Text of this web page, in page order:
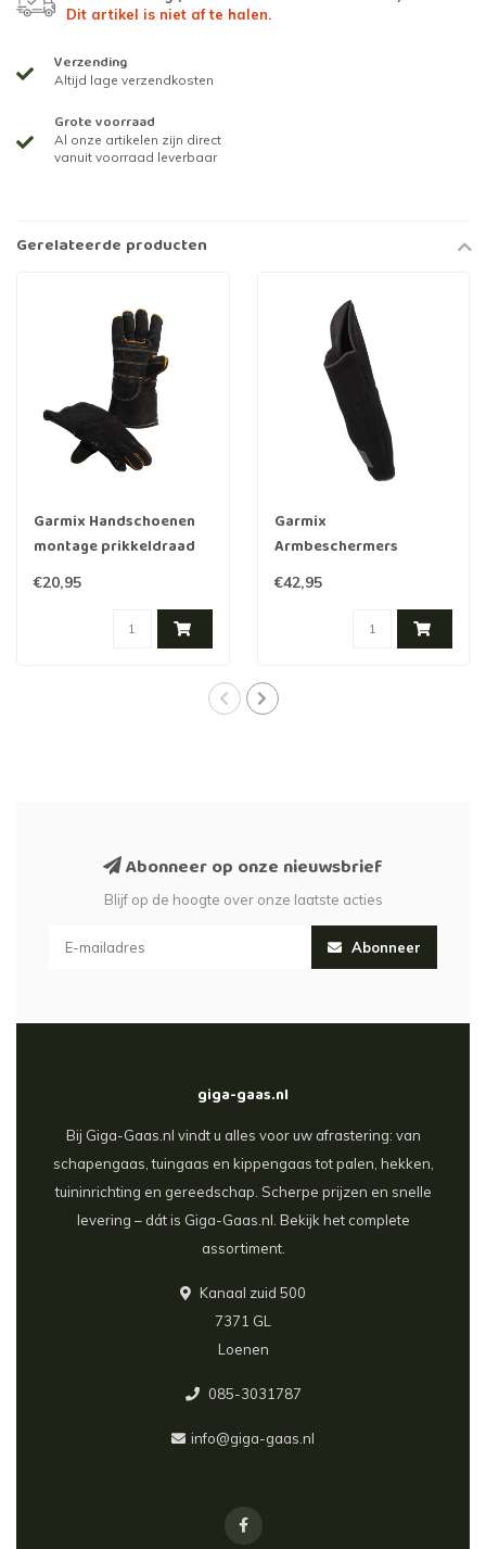
Dit artikel is niet af te halen.
Verzending
Altijd lage verzendkosten
Grote voorraad
Al onze artikelen zijn direct
vanuit voorraad leverbaar
Gerelateerde producten
Garmix Handschoenen
montage prikkeldraad
en scheermesdraad
€20,95
Garmix
Armbeschermers
montage prikkeldraad
en scheermesdraad
€42,95
Abonneer op onze nieuwsbrief
Blijf op de hoogte over onze laatste acties
Abonneer
giga-gaas.nl
Bij Giga-Gaas.nl vindt u alles voor uw afrastering: van
schapengaas, tuingaas en kippengaas tot palen, hekken,
tuininrichting en gereedschap. Scherpe prijzen en snelle
levering – dát is Giga-Gaas.nl. Bekijk het complete
assortiment.
Kanaal zuid 500
7371 GL
Loenen
085-3031787
info@giga-gaas.nl